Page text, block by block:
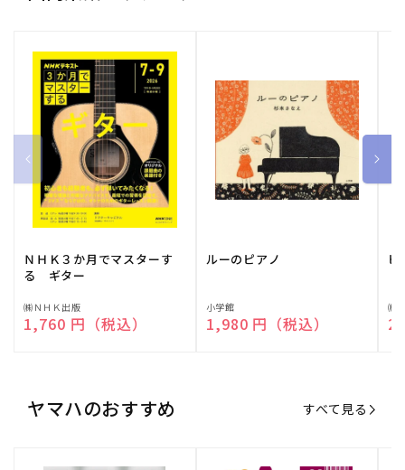
ＮＨＫ３か月でマスターす
る ギター
販
売
㈱ＮＨＫ出版
通常価格
1,760 円（税込）
ルーのピアノ
販
売
小学館
通常価格
1,980 円（税込）
ピ
販
売
㈱
ヤマハのおすすめ すべて見る